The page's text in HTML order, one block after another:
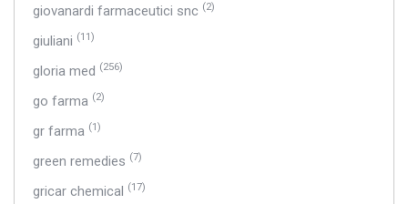
giovanardi farmaceutici snc (2)
giuliani (11)
gloria med (256)
go farma (2)
gr farma (1)
green remedies (7)
gricar chemical (17)